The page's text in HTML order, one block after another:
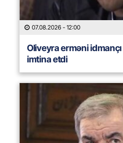
07.08.2026 - 12:00
Oliveyra erməni
imtina etdi